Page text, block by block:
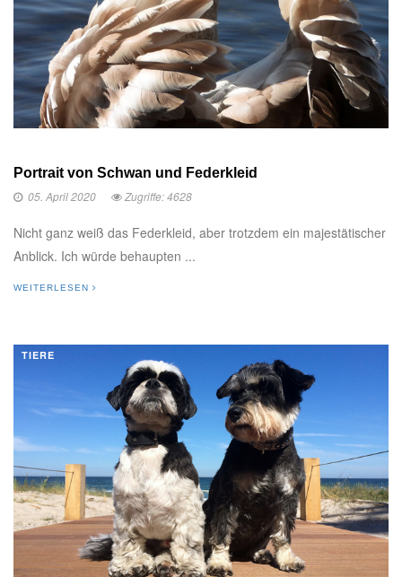
Portrait von Schwan und Federkleid
05. April 2020
Zugriffe: 4628
Nicht ganz weiß das Federkleid, aber trotzdem ein majestätischer
Anblick. Ich würde behaupten ...
WEITERLESEN
TIERE